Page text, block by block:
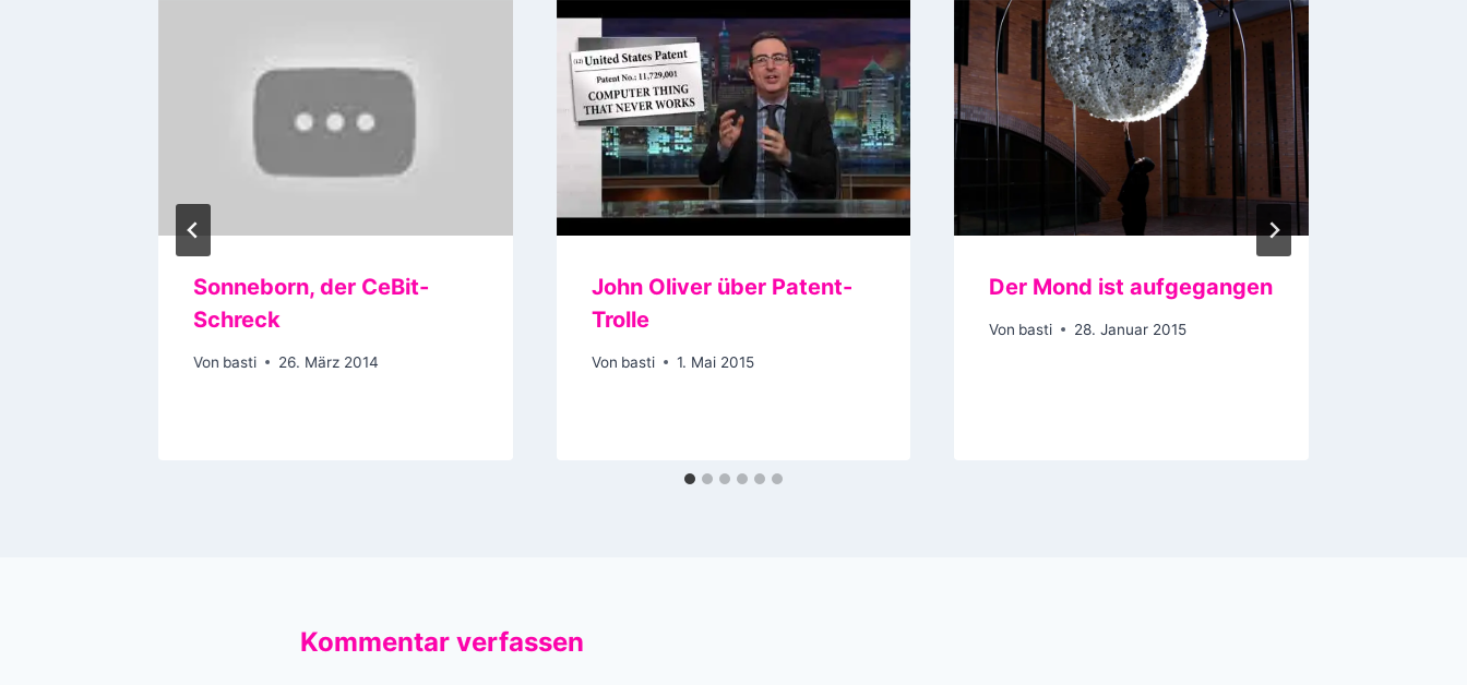
Sonneborn, der CeBit-
Schreck
Von basti 26. März 2014
John Oliver über Patent-
Trolle
Von basti 1. Mai 2015
Der Mond ist aufgegangen
Von basti 28. Januar 2015
Kommentar verfassen